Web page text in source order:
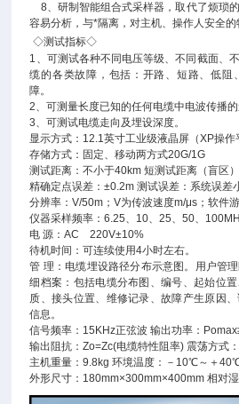
8、研制智能组合式采样器，取代了烦琐
容易分析，与*隔离，对主机、操作人安全的
◇测试指标◇
1、可测试各种不同电压等级、不同截面、
缆的各类故障，包括：开路、短路、低阻
障。
2、可测量长度已知的任何电缆中电波传播的
3、可测试电缆走向及埋设深度。
显示方式：12.1英寸工业级液晶屏（XP操作
存储方式：固定、移动两方式20G/1G
测试距离：不小于40km 短测试距离（盲区
精确定点误差：±0.2m 测试误差：系统误差
分辨率：V/50m；V为传波速度m/μs；软
仪器采样频率：6.25、10、25、50、
电 源：AC 220V±10%
待机时间：可连续使用4小时左右。
管 理：电缆埋设路径分布示意图。用户管
细档案：包括电缆分布图、编号、起始位
质、接头位置、维修记录、故障产生原因
信息。
信号频率：15KHz正弦波 输出功率：
输出阻抗：Zo=Zc(电缆特性阻率) 震荡方式
主机重量：9.8kg 环境温度：－10℃～＋
外形尺寸：180mm×300mm×400mm 相对